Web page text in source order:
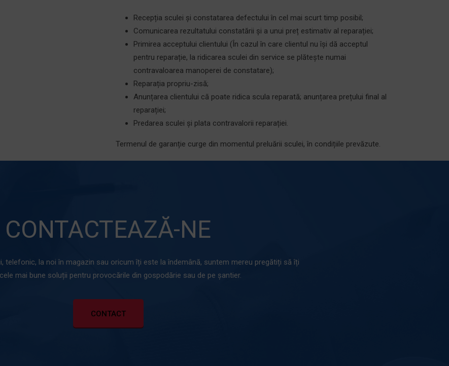
Recepția sculei și constatarea defectului în cel mai scurt timp posibil;
Comunicarea rezultatului constatării și a unui preț estimativ al reparației;
Primirea acceptului clientului (În cazul în care clientul nu își dă acceptul
pentru reparație, la ridicarea sculei din service se plătește numai
contravaloarea manoperei de constatare);
Reparația propriu-zisă;
Anunțarea clientului că poate ridica scula reparată; anunțarea prețului final al
reparației;
Predarea sculei și plata contravalorii reparației.
Termenul de garanție curge din momentul preluării sculei, în condițiile prevăzute.
CONTACTEAZĂ-NE
telefonic, la noi în magazin sau oricum îți este la îndemână, suntem mereu pregătiți să îți
mai bune soluții pentru provocările din gospodărie sau de pe șantier.
CONTACT